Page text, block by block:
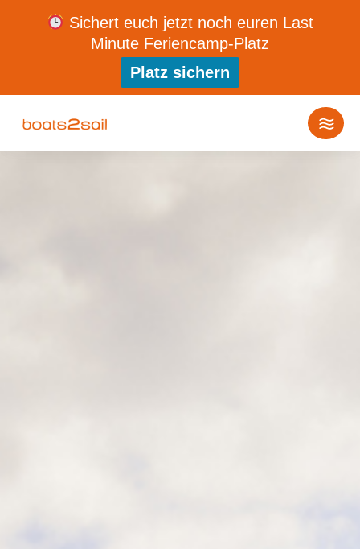
Sichert euch jetzt noch euren Last
Minute Feriencamp-Platz
Platz sichern